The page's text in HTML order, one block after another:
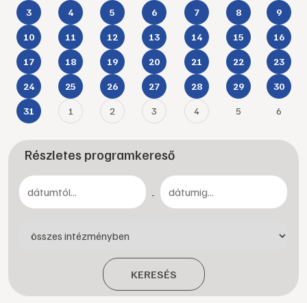
3 4 5 6 7 8 9
10 11 12 13 14 15 16
17 18 19 20 21 22 23
24 25 26 27 28 29 30
31 1 2 3 4 5 6
Részletes programkereső
-
KERESÉS